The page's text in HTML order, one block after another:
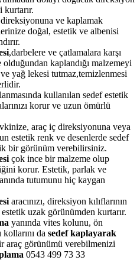
kurtarır.
ve kaplamak
doğal, estetik ve albenisi
,darbelere ve çatlamalara karşı
olduğundan kaplandığı malzemeyi
yağ lekesi tutmaz,temizlenmesi
kullanılan sedef estetik
korur ve uzun ömürlü
araç iç direksiyonuna veya
estetik renk ve desenlerde sedef
bir görünüm verebilirsiniz.
çok ince bir malzeme olup
korur. Estetik, parlak ve
tutumunu hiç kaygan
aracınızı, direksiyon kılıflarının
uzak görünümden kurtarır.
yanında vites kolunu, ön
da sedef kaplayarak
araç görünümü verebilmenizi
0543 499 73 33